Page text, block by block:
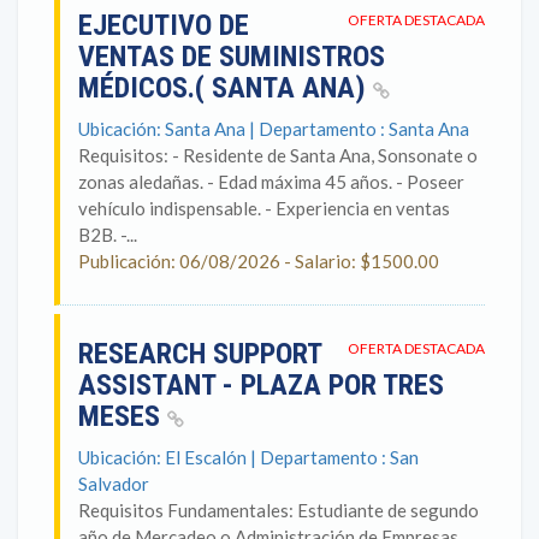
OFERTA DESTACADA
EJECUTIVO DE
VENTAS DE SUMINISTROS
MÉDICOS.( SANTA ANA)
Ubicación: Santa Ana | Departamento : Santa Ana
Requisitos: - Residente de Santa Ana, Sonsonate o
zonas aledañas. - Edad máxima 45 años. - Poseer
vehículo indispensable. - Experiencia en ventas
B2B. -...
Publicación: 06/08/2026 - Salario: $1500.00
OFERTA DESTACADA
RESEARCH SUPPORT
ASSISTANT - PLAZA POR TRES
MESES
Ubicación: El Escalón | Departamento : San
Salvador
Requisitos Fundamentales: Estudiante de segundo